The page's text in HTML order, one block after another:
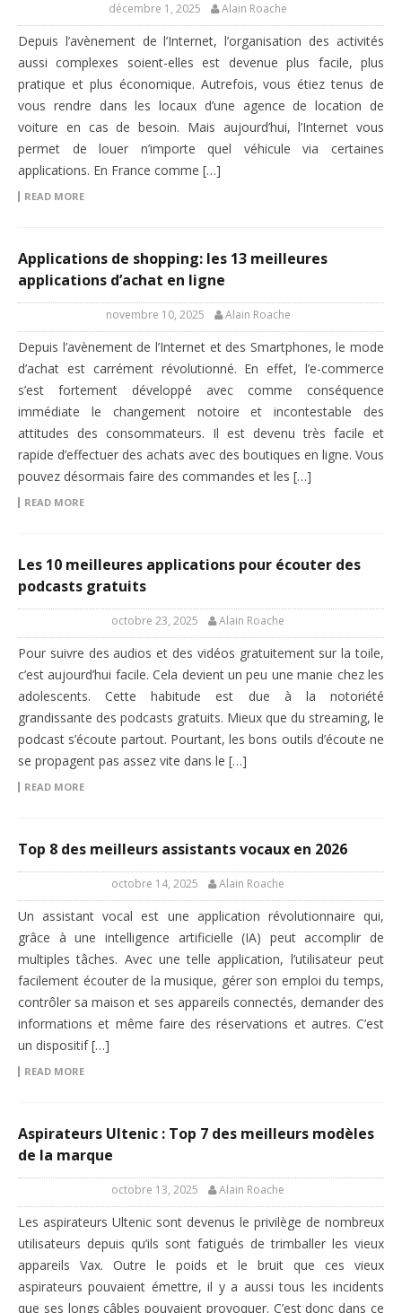
décembre 1, 2025 Alain Roache
Depuis l’avènement de l’Internet, l’organisation des activités
aussi complexes soient-elles est devenue plus facile, plus
pratique et plus économique. Autrefois, vous étiez tenus de
vous rendre dans les locaux d’une agence de location de
voiture en cas de besoin. Mais aujourd’hui, l’Internet vous
permet de louer n’importe quel véhicule via certaines
applications. En France comme […]
READ MORE
Applications de shopping: les 13 meilleures
applications d’achat en ligne
novembre 10, 2025 Alain Roache
Depuis l’avènement de l’Internet et des Smartphones, le mode
d’achat est carrément révolutionné. En effet, l’e-commerce
s’est fortement développé avec comme conséquence
immédiate le changement notoire et incontestable des
attitudes des consommateurs. Il est devenu très facile et
rapide d’effectuer des achats avec des boutiques en ligne. Vous
pouvez désormais faire des commandes et les […]
READ MORE
Les 10 meilleures applications pour écouter des
podcasts gratuits
octobre 23, 2025 Alain Roache
Pour suivre des audios et des vidéos gratuitement sur la toile,
c’est aujourd’hui facile. Cela devient un peu une manie chez les
adolescents. Cette habitude est due à la notoriété
grandissante des podcasts gratuits. Mieux que du streaming, le
podcast s’écoute partout. Pourtant, les bons outils d’écoute ne
se propagent pas assez vite dans le […]
READ MORE
Top 8 des meilleurs assistants vocaux en 2026
octobre 14, 2025 Alain Roache
Un assistant vocal est une application révolutionnaire qui,
grâce à une intelligence artificielle (IA) peut accomplir de
multiples tâches. Avec une telle application, l’utilisateur peut
facilement écouter de la musique, gérer son emploi du temps,
contrôler sa maison et ses appareils connectés, demander des
informations et même faire des réservations et autres. C’est
un dispositif […]
READ MORE
Aspirateurs Ultenic : Top 7 des meilleurs modèles
de la marque
octobre 13, 2025 Alain Roache
Les aspirateurs Ultenic sont devenus le privilège de nombreux
utilisateurs depuis qu’ils sont fatigués de trimballer les vieux
appareils Vax. Outre le poids et le bruit que ces vieux
aspirateurs pouvaient émettre, il y a aussi tous les incidents
que ses longs câbles pouvaient provoquer. C’est donc dans ce